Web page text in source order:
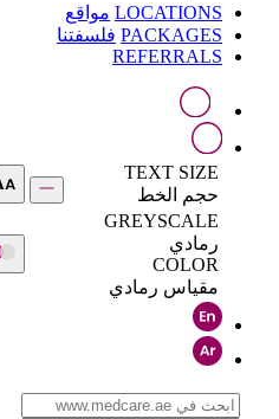
LOCATIONS مواقع
PACKAGES فلسفتنا
REFERRALS
TEXT SIZE
حجم الخط
GREYSCALE
رمادي
COLOR
مقياس رمادي